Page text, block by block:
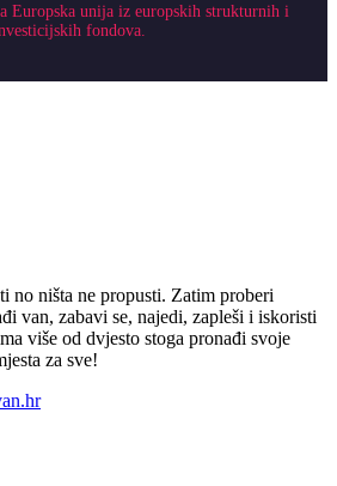
Europska unija iz europskih strukturnih i
fondova.
no ništa ne propusti. Zatim proberi
van, zabavi se, najedi, zapleši i iskoristi
više od dvjesto stoga pronađi svoje
za sve!